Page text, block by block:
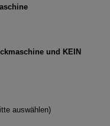
und KEIN
auswählen)